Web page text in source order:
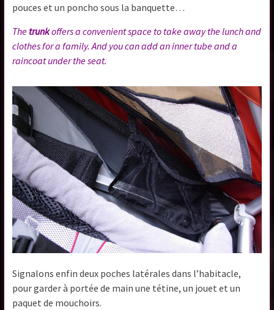
pouces et un poncho sous la banquette…
The trunkoffers a convenient space to take away the lunch and
clothes for a family. And you can add an inner tube and a
raincoat under the seat.
Signalons enfin deux poches latérales dans l’habitacle,
pour garder à portée de main une tétine, un jouet et un
paquet de mouchoirs.